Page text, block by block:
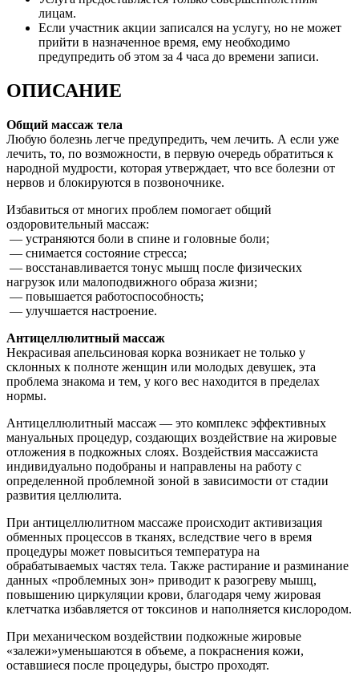
лицам.
Если участник акции записался на услугу, но не может
прийти в назначенное время, ему необходимо
предупредить об этом за 4 часа до времени записи.
ОПИСАНИЕ
Общий массаж тела
Любую болезнь легче предупредить, чем лечить. А если уже
лечить, то, по возможности, в первую очередь обратиться к
народной мудрости, которая утверждает, что все болезни от
нервов и блокируются в позвоночнике.
Избавиться от многих проблем помогает общий
оздоровительный массаж:
— устраняются боли в спине и головные боли;
— снимается состояние стресса;
— восстанавливается тонус мышц после физических
нагрузок или малоподвижного образа жизни;
— повышается работоспособность;
— улучшается настроение.
Антицеллюлитный массаж
Некрасивая апельсиновая корка возникает не только у
склонных к полноте женщин или молодых девушек, эта
проблема знакома и тем, у кого вес находится в пределах
нормы.
Антицеллюлитный массаж — это комплекс эффективных
мануальных процедур, создающих воздействие на жировые
отложения в подкожных слоях. Воздействия массажиста
индивидуально подобраны и направлены на работу с
определенной проблемной зоной в зависимости от стадии
развития целлюлита.
При антицеллюлитном массаже происходит активизация
обменных процессов в тканях, вследствие чего в время
процедуры может повыситься температура на
обрабатываемых частях тела. Также растирание и разминание
данных «проблемных зон» приводит к разогреву мышц,
повышению циркуляции крови, благодаря чему жировая
клетчатка избавляется от токсинов и наполняется кислородом.
При механическом воздействии подкожные жировые
«залежи»уменьшаются в объеме, а покраснения кожи,
оставшиеся после процедуры, быстро проходят.